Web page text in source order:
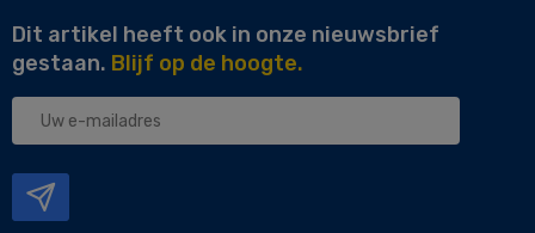
Dit artikel heeft ook in onze nieuwsbrief
gestaan. Blijf op de hoogte.
Uw